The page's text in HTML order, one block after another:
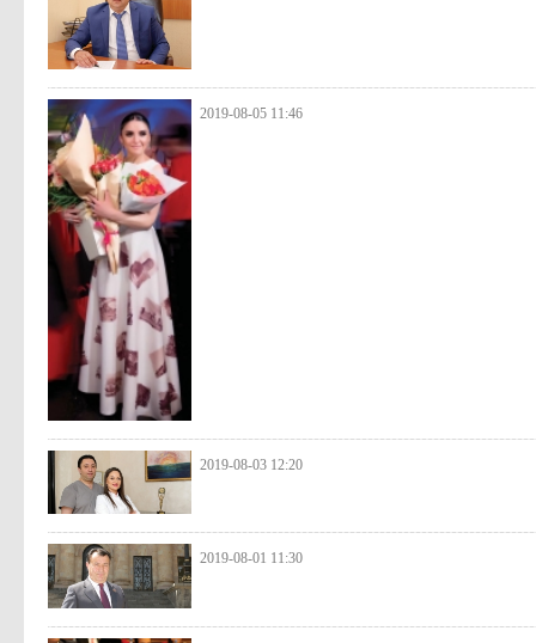
2019-08-05 11:46
2019-08-03 12:20
2019-08-01 11:30